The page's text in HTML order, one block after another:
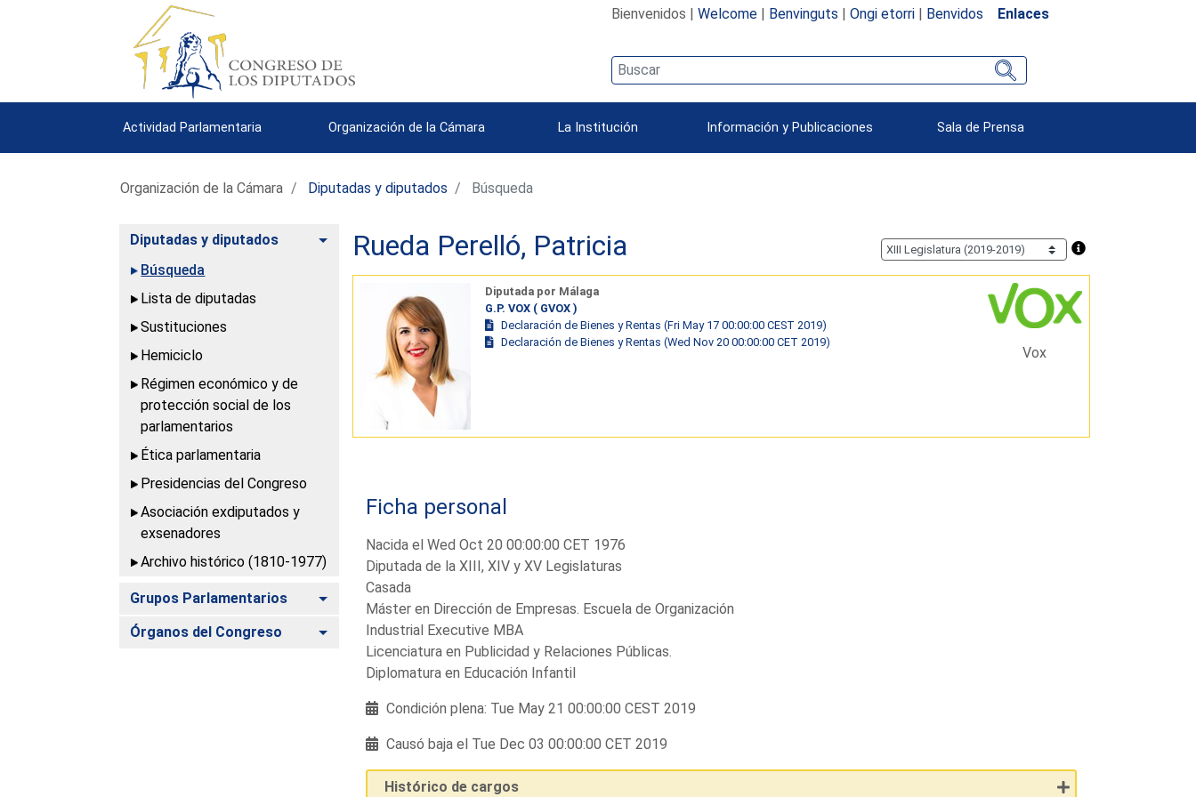
Bienvenidos | Welcome| Benvinguts | Ongi etorri| Benvidos Enlaces
Actividad Parlamentaria Organización de la Cámara La Institución Información y Publicaciones Sala de Prensa
Organización de la Cámara Diputadas y diputados Búsqueda
Diputadas y diputados
Alternar
Búsqueda
Lista de diputadas
Sustituciones
Hemiciclo
Régimen económico y de
protección social de los
parlamentarios
Ética parlamentaria
Presidencias del Congreso
Asociación exdiputados y
exsenadores
Archivo histórico (1810-1977)
Grupos Parlamentarios Alternar
Órganos del Congreso Alternar
Rueda Perelló, Patricia
Diputada por Málaga
G.P. VOX ( GVOX )
Declaración de Bienes y Rentas (Fri May 17 00:00:00 CEST 2019)
Declaración de Bienes y Rentas (Wed Nov 20 00:00:00 CET 2019)
Vox
Ficha personal
Nacida el Wed Oct 20 00:00:00 CET 1976
Diputada de la XIII, XIV y XV Legislaturas
Casada
Máster en Dirección de Empresas. Escuela de Organización
Industrial Executive MBA
Licenciatura en Publicidad y Relaciones Públicas.
Diplomatura en Educación Infantil
Condición plena: Tue May 21 00:00:00 CEST 2019
Causó baja el Tue Dec 03 00:00:00 CET 2019
Histórico de cargos